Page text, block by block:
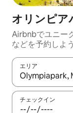
オリンピア
Airbnbでユニー
な⁠ど⁠を予⁠約⁠し⁠よ⁠う
エリア
検索結果が表示
チェックイン